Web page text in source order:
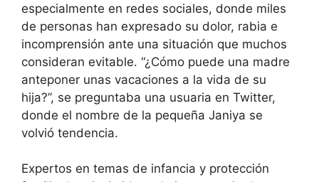
especialmente en redes sociales, donde miles
de personas han expresado su dolor, rabia e
incomprensión ante una situación que muchos
consideran evitable. “¿Cómo puede una madre
anteponer unas vacaciones a la vida de su
hija?”, se preguntaba una usuaria en Twitter,
donde el nombre de la pequeña Janiya se
volvió tendencia.
Expertos en temas de infancia y protección